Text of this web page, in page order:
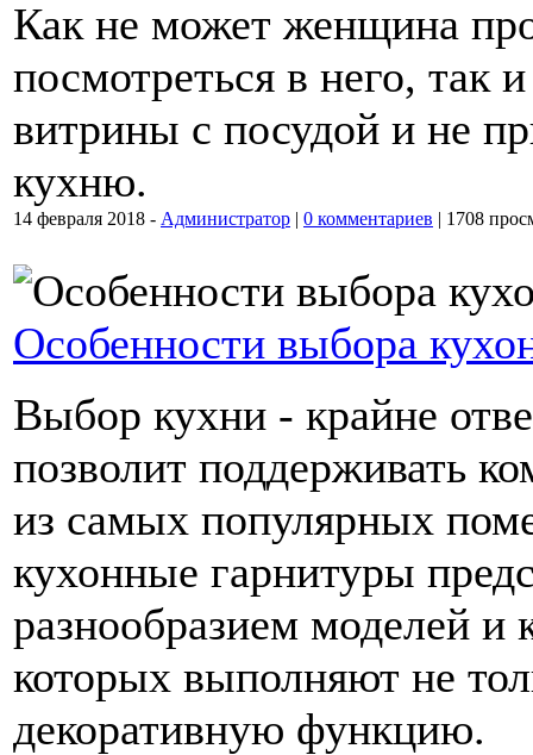
Как не может женщина
посмотреться в него, так
витрины с посудой и не
кухню.
14 февраля 2018 - Администратор | 0 комментариев | 1708
Особенности выбора
Выбор кухни - крайне
позволит поддерживать
из самых популярных
кухонные гарнитуры
разнообразием моделей и
которых выполняют не
декоративную функцию.